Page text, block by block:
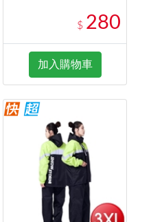
$ 280
加入購物車